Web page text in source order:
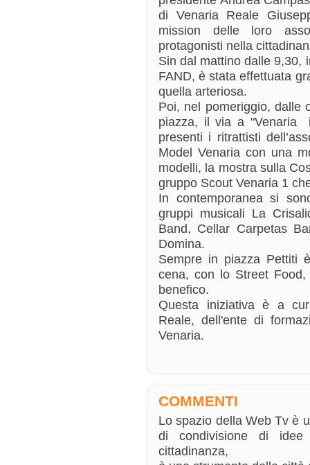
di Venaria Reale
mission delle loro
protagonisti nella
Sin dal mattino dalle 9,30,
FAND, è stata effettuata
quella arteriosa.
Poi, nel pomeriggio, dalle
piazza, il via a "Venaria
presenti i ritrattisti
Model Venaria con una
modelli, la mostra sulla
gruppo Scout Venaria 1
In contemporanea si
gruppi musicali La
Band, Cellar Carpetas
Domina.
Sempre in piazza Pettiti
cena, con lo Street
benefico.
Questa iniziativa è a
Reale, dell'ente di
Venaria.
COMMENTI
Lo spazio della Web Tv è
di condivisione di
cittadinanza,